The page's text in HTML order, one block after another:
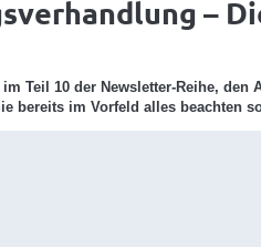
–
Teil 10 der Newsletter-Reihe,
bereits im Vorfeld alles beachten